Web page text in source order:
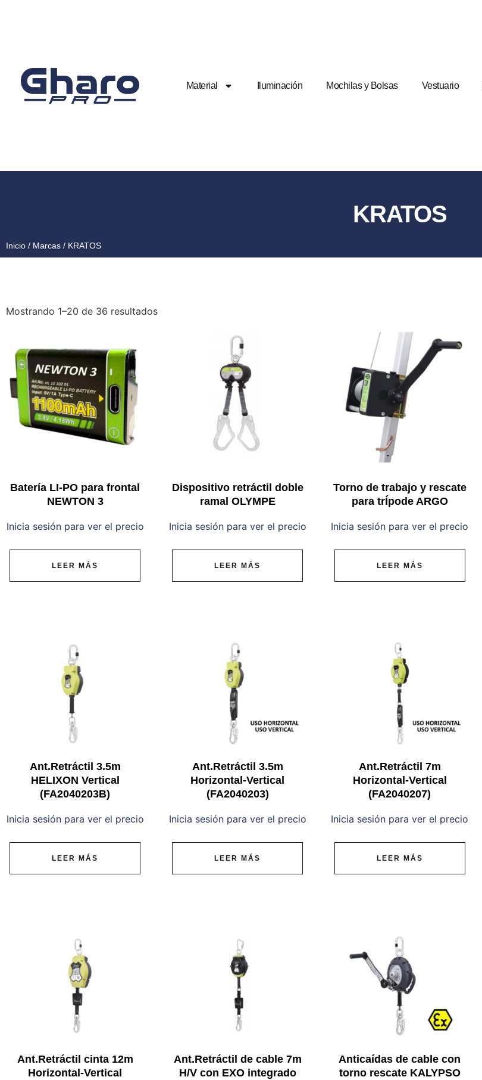
Material Iluminación Mochilas y Bolsas Vestuario
KRATOS
Inicio / Marcas / KRATOS
Mostrando 1–20 de 36 resultados
Batería LI-PO para frontal
NEWTON 3
Inicia sesión para ver el precio
LEER MÁS
Dispositivo retráctil doble
ramal OLYMPE
Inicia sesión para ver el precio
LEER MÁS
Torno de trabajo y rescate
para trÍpode ARGO
Inicia sesión para ver el precio
LEER MÁS
Ant.Retráctil 3.5m
HELIXON Vertical
(FA2040203B)
Inicia sesión para ver el precio
LEER MÁS
Ant.Retráctil 3.5m
Horizontal-Vertical
(FA2040203)
Inicia sesión para ver el precio
LEER MÁS
Ant.Retráctil 7m
Horizontal-Vertical
(FA2040207)
Inicia sesión para ver el precio
LEER MÁS
Ant.Retráctil cinta 12m
Horizontal-Vertical
Ant.Retráctil de cable 7m
H/V con EXO integrado
Anticaídas de cable con
torno rescate KALYPSO